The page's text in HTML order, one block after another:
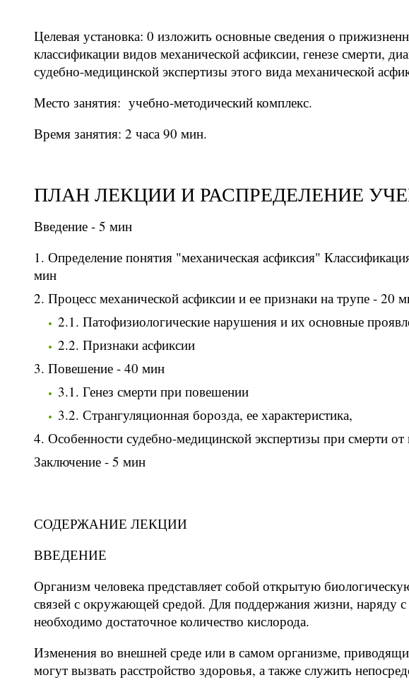
Целевая установка: 0 изложить основные сведения о
классификации видов механической асфиксии, генезе смерти,
судебно-медицинской экспертизы этого вида механической
Место занятия: учебно-методический комплекс.
Время занятия: 2 часа 90 мин.
ПЛАН ЛЕКЦИИ И РАСПРЕДЕЛЕНИЕ
Введение - 5 мин
Определение понятия "механическая асфиксия"
мин
Процесс механической асфиксии и ее признаки на трупе - 20
2.1. Патофизиологические нарушения и их основные
2.2. Признаки асфиксии
Повешение - 40 мин
3.1. Генез смерти при повешении
3.2. Странгуляционная борозда, ее характеристика,
Особенности судебно-медицинской экспертизы при смерти
Заключение - 5 мин
СОДЕРЖАНИЕ ЛЕКЦИИ
ВВЕДЕНИЕ
Организм человека представляет собой открытую
связей с окружающей средой. Для поддержания жизни, наряду
необходимо достаточное количество кислорода.
Изменения во внешней среде или в самом организме,
могут вызвать расстройство здоровья, а также служить